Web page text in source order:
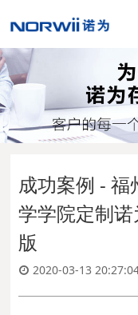
成功案例 -
学学院定制
版
2020-03-13